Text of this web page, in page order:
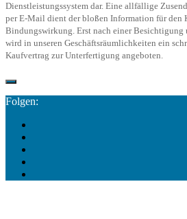
Dienstleistungssystem dar. Eine allfällige
per E-Mail dient der bloßen Information für den
Bindungswirkung. Erst nach einer Besichtigung
wird in unseren Geschäftsräumlichkeiten ein
Kaufvertrag zur Unterfertigung angeboten.
Folgen: